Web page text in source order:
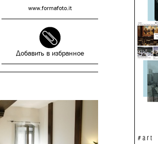
www.formafoto.it
Добавить в избранное